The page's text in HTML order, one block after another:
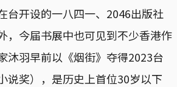
台开设的一八四一、2046出版社
，今届书展中也可见到不少香港作
羽早前以《烟街》夺得2023台
说奖），是历史上首位30岁以下